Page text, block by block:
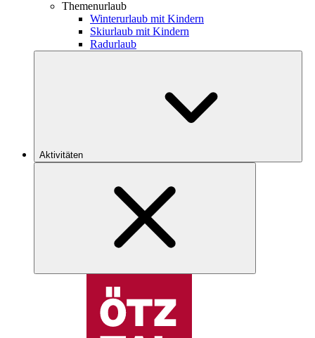
Themenurlaub
Winterurlaub mit Kindern
Skiurlaub mit Kindern
Radurlaub
Aktivitäten